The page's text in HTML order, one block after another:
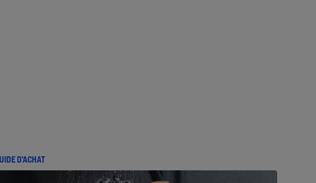
D'ACHAT